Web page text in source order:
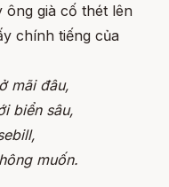
ông già cố thét lên
chính tiếng của
mãi đâu,
biển sâu,
muốn.